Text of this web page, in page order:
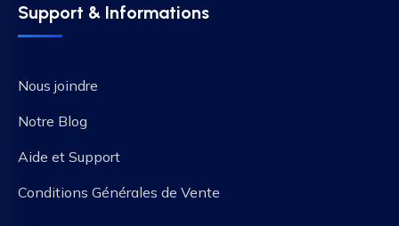
Support & Informations
Nous joindre
Notre Blog
Aide et Support
Conditions Générales de Vente